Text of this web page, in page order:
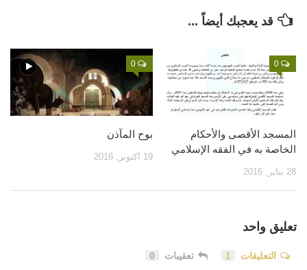
قد يعجبك أيضاً ...
0
المسجد الأقصى والأحكام
الخاصة به في الفقه الإسلامي
28 يناير, 2016
0
بوح المآذن
19 أكتوبر, 2016
تعليق واحد
التعليقات 1 تعقيبات 0